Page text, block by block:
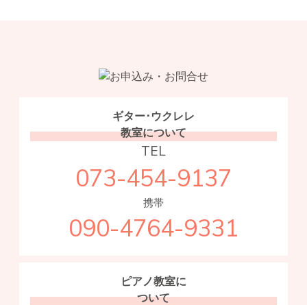
ギター･ウクレレ
教室について
TEL
073-454-9137
携帯
090-4764-9331
ピアノ教室に
ついて